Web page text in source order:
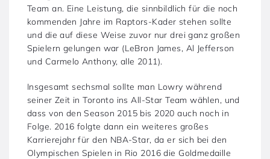
Team an. Eine Leistung, die sinnbildlich für die noch
kommenden Jahre im Raptors-Kader stehen sollte
und die auf diese Weise zuvor nur drei ganz großen
Spielern gelungen war (LeBron James, Al Jefferson
und Carmelo Anthony, alle 2011).
Insgesamt sechsmal sollte man Lowry während
seiner Zeit in Toronto ins All-Star Team wählen, und
dass von den Season 2015 bis 2020 auch noch in
Folge. 2016 folgte dann ein weiteres großes
Karrierejahr für den NBA-Star, da er sich bei den
Olympischen Spielen in Rio 2016 die Goldmedaille